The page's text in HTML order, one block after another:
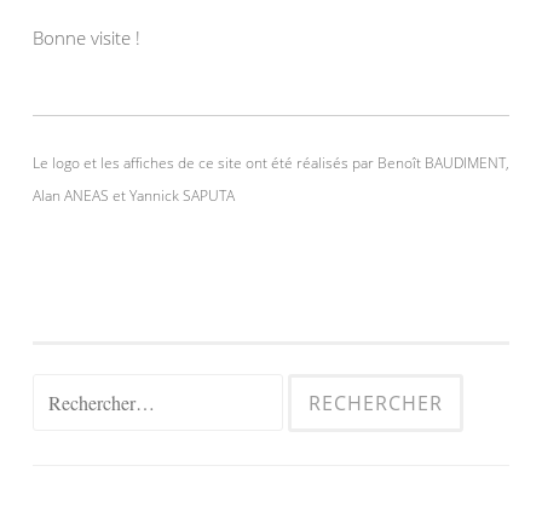
Bonne visite !
Le logo et les affiches de ce site ont été réalisés par Benoît BAUDIMENT,
Alan ANEAS et Yannick SAPUTA
Rechercher :